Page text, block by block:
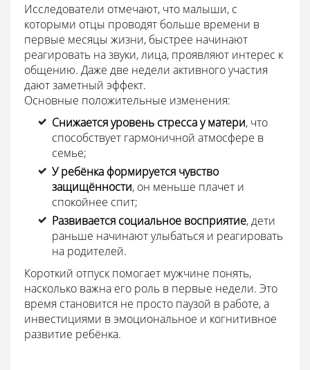
Исследователи отмечают, что малыши, с
которыми отцы проводят больше времени в
первые месяцы жизни, быстрее начинают
реагировать на звуки, лица, проявляют интерес к
общению. Даже две недели активного участия
дают заметный эффект.
Основные положительные изменения:
Снижается уровень стресса у матери, что
способствует гармоничной атмосфере в
семье;
У ребёнка формируется чувство
защищённости, он меньше плачет и
спокойнее спит;
Развивается социальное восприятие, дети
раньше начинают улыбаться и реагировать
на родителей.
Короткий отпуск помогает мужчине понять,
насколько важна его роль в первые недели. Это
время становится не просто паузой в работе, а
инвестициями в эмоциональное и когнитивное
развитие ребёнка.